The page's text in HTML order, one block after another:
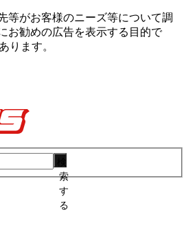
等がお客様のニーズ等について調
お勧めの広告を表⽰する⽬的で
ります。
索
す
る